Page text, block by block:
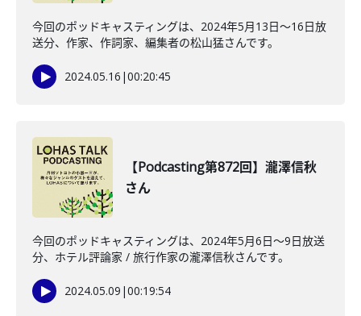
今回のポッドキャスティングは、2024年5月13日〜16日放
送分、作家、作詞家、編集者の松山猛さんです。
2024.05.16 |00:20:45
【Podcasting第872回】瀧澤信秋
さん
今回のポッドキャスティングは、2024年5月6日〜9日放送
分、ホテル評論家 / 旅行作家の瀧澤信秋さんです。
2024.05.09 |00:19:54